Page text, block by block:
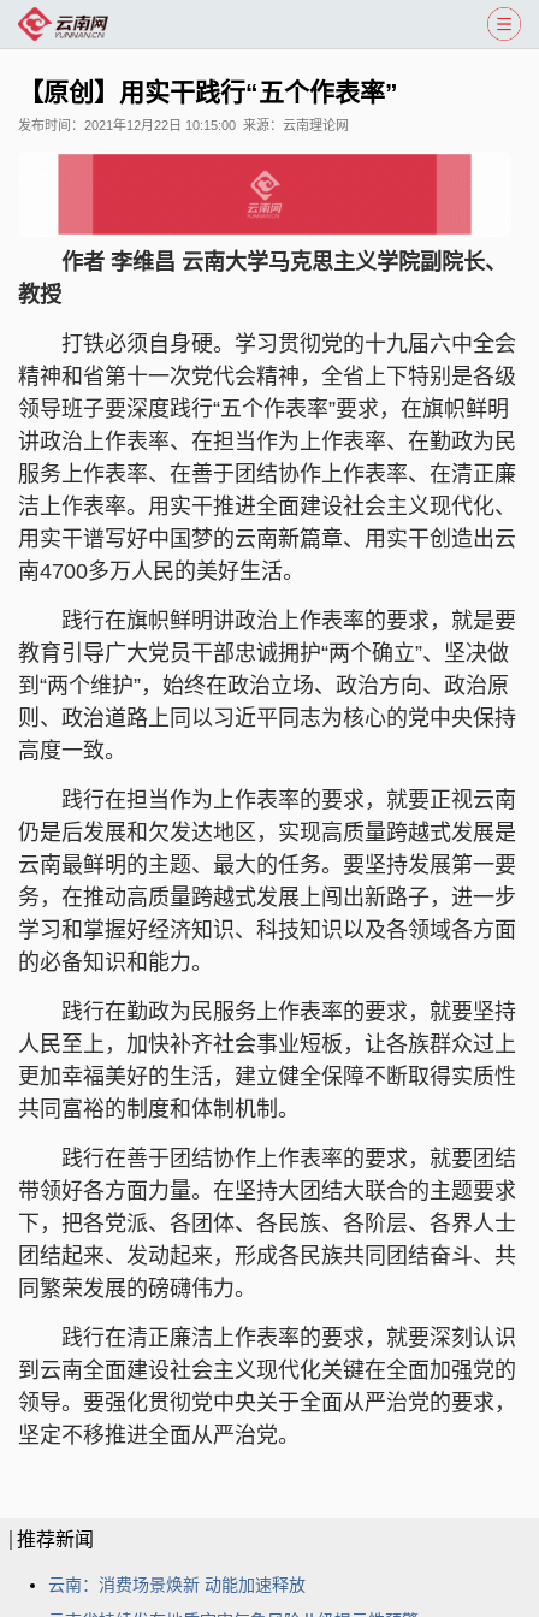
【原创】用实干践行“五个作表率”
发布时间： 2021年12月22日 10:15:00 来源： 云南理论网
作者 李维昌 云南大学马克思主义学院副院长、
教授
打铁必须自身硬。学习贯彻党的十九届六中全会
精神和省第十一次党代会精神，全省上下特别是各级
领导班子要深度践行“五个作表率”要求，在旗帜鲜明
讲政治上作表率、在担当作为上作表率、在勤政为民
服务上作表率、在善于团结协作上作表率、在清正廉
洁上作表率。用实干推进全面建设社会主义现代化、
用实干谱写好中国梦的云南新篇章、用实干创造出云
南4700多万人民的美好生活。
践行在旗帜鲜明讲政治上作表率的要求，就是要
教育引导广大党员干部忠诚拥护“两个确立”、坚决做
到“两个维护”，始终在政治立场、政治方向、政治原
则、政治道路上同以习近平同志为核心的党中央保持
高度一致。
践行在担当作为上作表率的要求，就要正视云南
仍是后发展和欠发达地区，实现高质量跨越式发展是
云南最鲜明的主题、最大的任务。要坚持发展第一要
务，在推动高质量跨越式发展上闯出新路子，进一步
学习和掌握好经济知识、科技知识以及各领域各方面
的必备知识和能力。
践行在勤政为民服务上作表率的要求，就要坚持
人民至上，加快补齐社会事业短板，让各族群众过上
更加幸福美好的生活，建立健全保障不断取得实质性
共同富裕的制度和体制机制。
践行在善于团结协作上作表率的要求，就要团结
带领好各方面力量。在坚持大团结大联合的主题要求
下，把各党派、各团体、各民族、各阶层、各界人士
团结起来、发动起来，形成各民族共同团结奋斗、共
同繁荣发展的磅礴伟力。
践行在清正廉洁上作表率的要求，就要深刻认识
到云南全面建设社会主义现代化关键在全面加强党的
领导。要强化贯彻党中央关于全面从严治党的要求，
坚定不移推进全面从严治党。
推荐新闻
云南：消费场景焕新 动能加速释放